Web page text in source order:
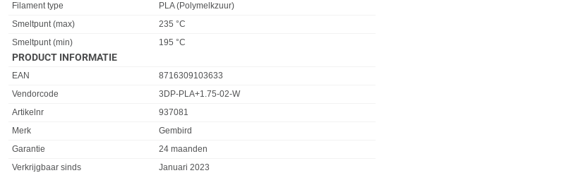
Filament type
PLA (Polymelkzuur)
Smeltpunt (max)
235 °C
Smeltpunt (min)
195 °C
PRODUCT INFORMATIE
EAN
8716309103633
Vendorcode
3DP-PLA+1.75-02-W
Artikelnr
937081
Merk
Gembird
Garantie
24 maanden
Verkrijgbaar sinds
Januari 2023